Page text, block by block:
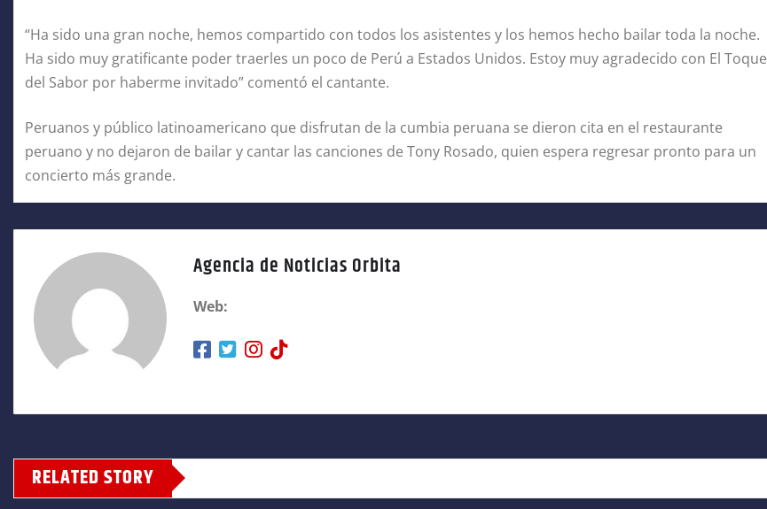
“Ha sido una gran noche, hemos compartido con todos los asistentes y los hemos hecho bailar toda la noche.
Ha sido muy gratificante poder traerles un poco de Perú a Estados Unidos. Estoy muy agradecido con El Toque
del Sabor por haberme invitado” comentó el cantante.
Peruanos y público latinoamericano que disfrutan de la cumbia peruana se dieron cita en el restaurante
peruano y no dejaron de bailar y cantar las canciones de Tony Rosado, quien espera regresar pronto para un
concierto más grande.
Agencia de Noticias Orbita
Web:
RELATED STORY